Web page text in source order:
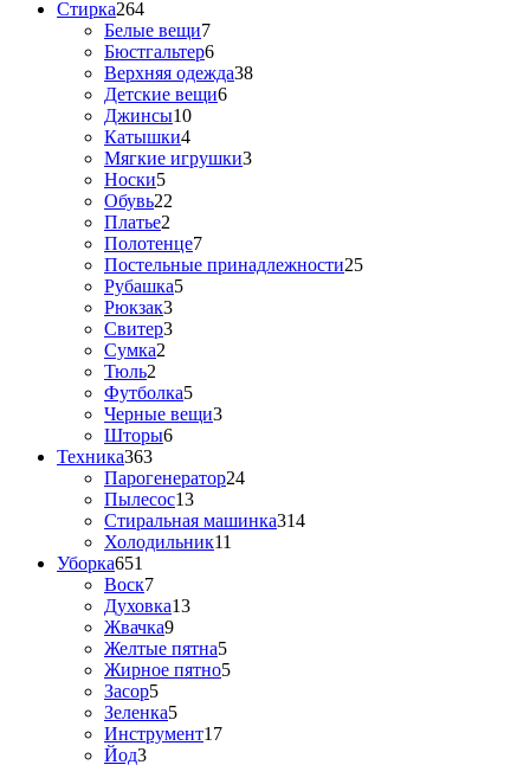
Стирка264
Белые вещи7
Бюстгальтер6
Верхняя одежда38
Детские вещи6
Джинсы10
Катышки4
Мягкие игрушки3
Носки5
Обувь22
Платье2
Полотенце7
Постельные принадлежности25
Рубашка5
Рюкзак3
Свитер3
Сумка2
Тюль2
Футболка5
Черные вещи3
Шторы6
Техника363
Парогенератор24
Пылесос13
Стиральная машинка314
Холодильник11
Уборка651
Воск7
Духовка13
Жвачка9
Желтые пятна5
Жирное пятно5
Засор5
Зеленка5
Инструмент17
Йод3